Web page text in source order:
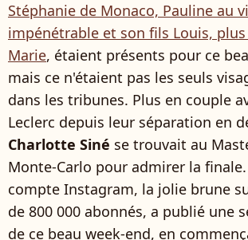
Stéphanie de Monaco, Pauline au
impénétrable et son fils Louis,
Marie, étaient présents pour ce
mais ce n'étaient pas les seuls
dans les tribunes. Plus en couple
Leclerc depuis leur séparation en
Charlotte Siné se trouvait au
Monte-Carlo pour admirer la
compte Instagram, la jolie brune
de 800 000 abonnés, a publié une
de ce beau week-end, en